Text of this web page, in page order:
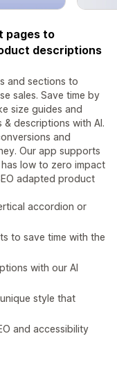
pages to
descriptions
and sections to
sales. Save time by
size guides and
descriptions with AI.
and
Our app supports
low to zero impact
adapted product
accordion or
to save time with the
with our AI
style that
and accessibility